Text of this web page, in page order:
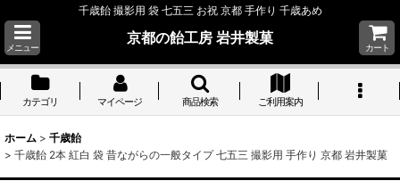
千歳飴 撮影用 袋 七五三 お祝 京都 手作り 千歳あめ
メニュー
京都の飴工房 岩井製菓
カート
カテゴリ マイページ 商品検索 ご利用案内
ホーム > 千歳飴
> 千歳飴 2本 紅白 袋 昔ながらの一般タイプ 七五三 撮影用 手作り 京都 岩井製菓